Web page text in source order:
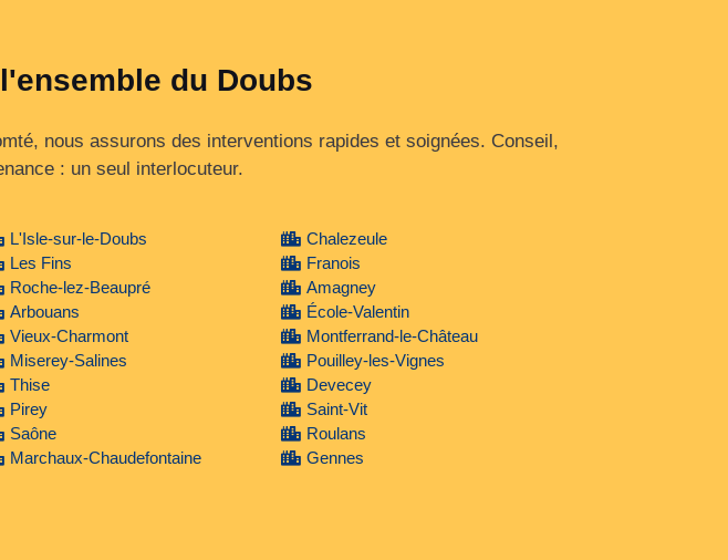
du Doubs
nous assurons des interventions rapides et soignées. Conseil,
: un seul interlocuteur.
L'Isle-sur-le-Doubs
Les Fins
Roche-lez-Beaupré
Arbouans
Vieux-Charmont
Miserey-Salines
Thise
Pirey
Saône
Marchaux-Chaudefontaine
Chalezeule
Franois
Amagney
École-Valentin
Montferrand-le-Château
Pouilley-les-Vignes
Devecey
Saint-Vit
Roulans
Gennes